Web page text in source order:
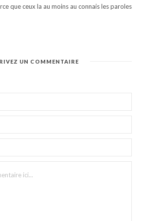
que ceux la au moins au connais les paroles
UN COMMENTAIRE